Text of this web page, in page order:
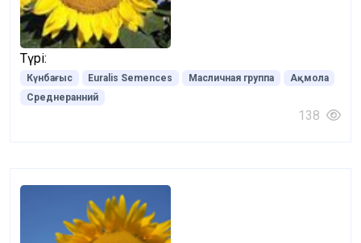
Түрі:
Күнбағыс Euralis Semences Масличная группа
Ақмола
Среднеранний
138